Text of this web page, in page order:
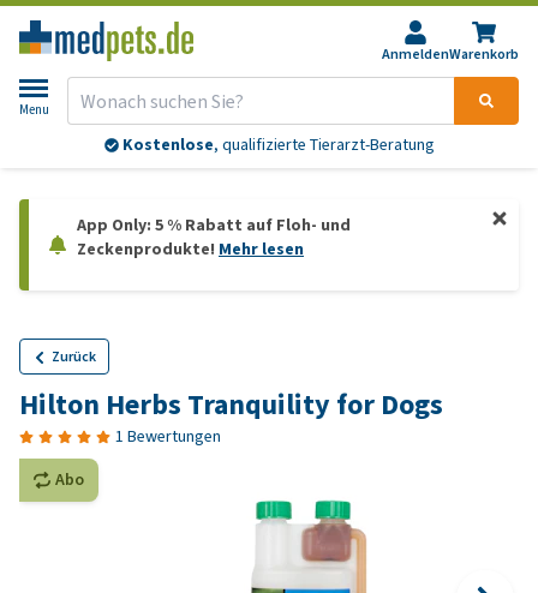
AnmeldenWarenkorb
Menu
Kostenlose, qualifizierte Tierarzt-Beratung
App Only: 5 % Rabatt auf Floh- und
Zeckenprodukte! Mehr lesen
Zurück
Hilton Herbs Tranquility for Dogs
1 Bewertungen
Abo